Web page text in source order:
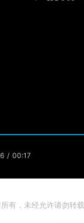
有，未经允许请勿转载